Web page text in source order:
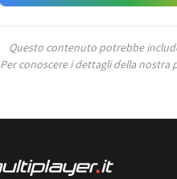
Questo contenuto potrebbe
Per conoscere i dettagli della nostra